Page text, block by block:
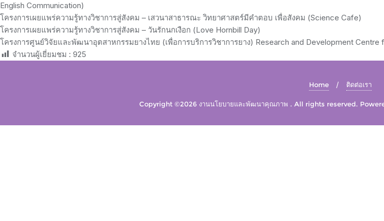
English Communication)
โครงการเผยแพร่ความรู้ทางวิชาการสู่สังคม – เสวนาสาธารณะ วิทยาศาสตร์มีคำตอบ เพื่อสังคม (Science Cafe)
โครงการเผยแพร่ความรู้ทางวิชาการสู่สังคม – วันรักนกเงือก (Love Hornbill Day)
โครงการศูนย์วิจัยและพัฒนาอุตสาหกรรมยางไทย (เพื่อการบริการวิชาการยาง) Research and Development Centre
จำนวนผู้เยี่ยมชม : 925
Home ติดต่อเรา
Copyright ©2026 งานนโยบายและพัฒนาคุณภาพ . All rights reserved.